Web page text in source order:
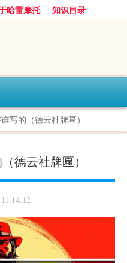
哈雷摩托 知识目录
写的（德云社牌匾）
德云社牌匾）